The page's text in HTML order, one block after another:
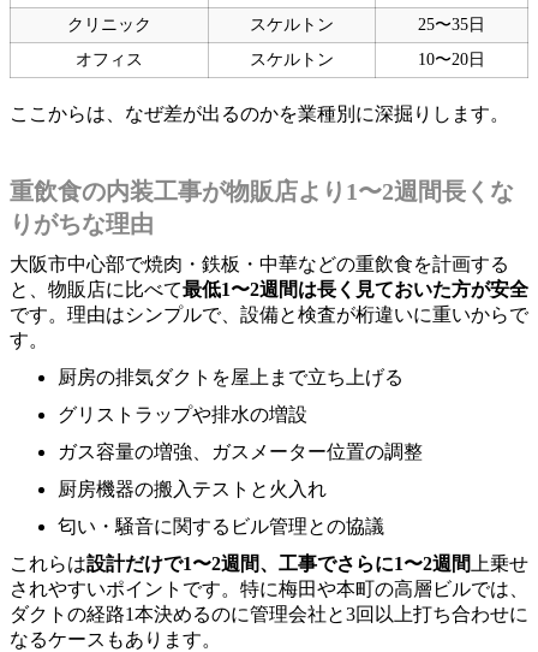
クリニック
スケルトン
25〜35日
オフィス
スケルトン 10〜20日
ここからは、なぜ差が出るのかを業種別に深掘りします。
重飲食の内装工事が物販店より1〜2週間長くな
りがちな理由
大阪市中心部で焼肉・鉄板・中華などの重飲食を計画する
と、物販店に比べて最低1〜2週間は長く見ておいた方が安全
です。理由はシンプルで、設備と検査が桁違いに重いからで
す。
厨房の排気ダクトを屋上まで立ち上げる
グリストラップや排水の増設
ガス容量の増強、ガスメーター位置の調整
厨房機器の搬入テストと火入れ
匂い・騒音に関するビル管理との協議
これらは設計だけで1〜2週間、工事でさらに1〜2週間 上乗せ
されやすいポイントです。特に梅田や本町の高層ビルでは、
ダクトの経路1本決めるのに管理会社と3回以上打ち合わせに
なるケースもあります。